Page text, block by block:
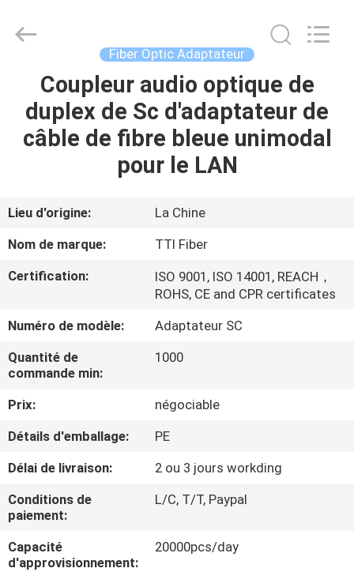
MAISON
DES
AU
SUJET
DE
D'USINE
DE
QUALITÉ
CONTACTEZ-
NOUS
Communication
Tech.
Fiber Optic Adaptateur
Coupleur audio optique de
duplex de Sc d'adaptateur de
câble de fibre bleue unimodal
pour le LAN
Lieu d'origine:
La Chine
Nom de marque:
TTI Fiber
Certification:
ISO 9001, ISO 14001, REACH，
ROHS, CE and CPR certificates
Numéro de modèle:
Adaptateur SC
Quantité de
commande min:
1000
Prix:
négociable
Détails d'emballage:
PE
Délai de livraison:
2 ou 3 jours workding
Conditions de
paiement:
L/C, T/T, Paypal
Capacité
d'approvisionnement:
20000pcs/day